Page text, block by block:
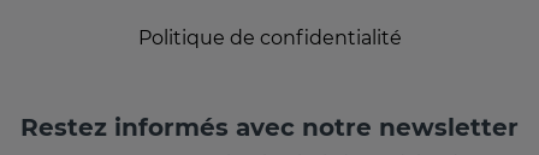
Politique de confidentialité
Restez informés avec notre newsletter